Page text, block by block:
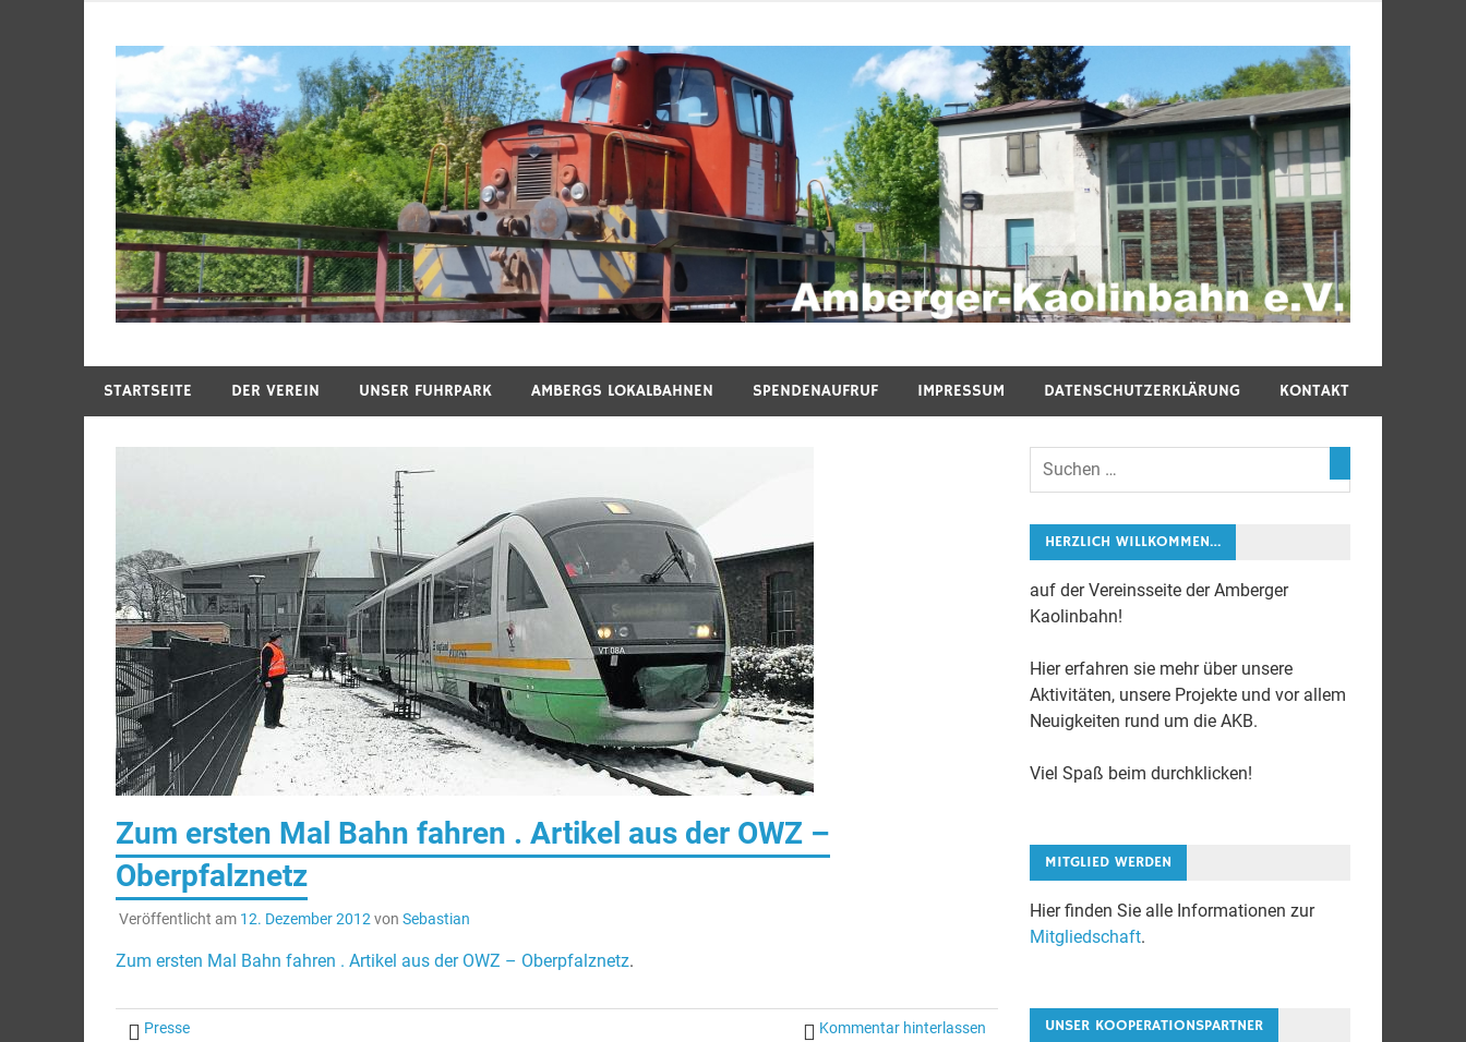
springen
STARTSEITE DER VEREIN UNSER FUHRPARK AMBERGS LOKALBAHNEN SPENDENAUFRUF IMPRESSUM DATENSCHUTZERKLÄRUNG KONTAKT
Zum ersten Mal Bahn fahren . Artikel aus der OWZ –
Oberpfalznetz
Veröffentlicht am 12. Dezember 2012von Sebastian
Zum ersten Mal Bahn fahren . Artikel aus der OWZ – Oberpfalznetz.
Presse Kommentar hinterlassen
HERZLICH WILLKOMMEN…
auf der Vereinsseite der Amberger
Kaolinbahn!
Hier erfahren sie mehr über unsere
Aktivitäten, unsere Projekte und vor allem
Neuigkeiten rund um die AKB.
Viel Spaß beim durchklicken!
MITGLIED WERDEN
Hier finden Sie alle Informationen zur
Mitgliedschaft.
UNSER KOOPERATIONSPARTNER